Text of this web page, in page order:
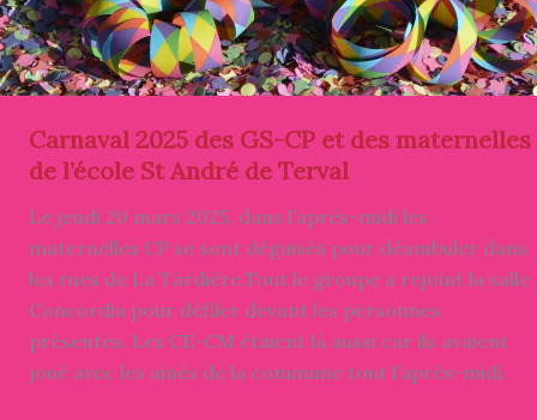
Carnaval 2025 des GS-CP et des maternelles
de l’école St André de Terval
Le jeudi 20 mars 2025, dans l’après-midi les
maternelles CP se sont déguisés pour déambuler dans
les rues de La Tardière.Tout le groupe a rejoint la salle
Concordia pour défiler devant les personnes
présentes. Les CE-CM étaient là aussi car ils avaient
joué avec les ainés de la commune tout l’après-midi.